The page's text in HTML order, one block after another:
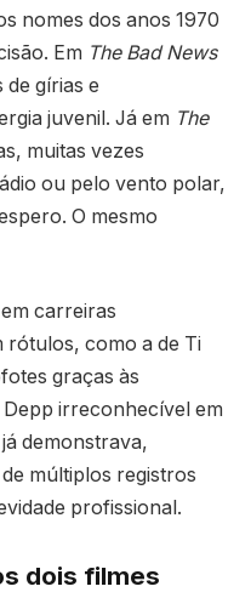
nomes dos anos 1970
Em The Bad News
de gírias e
juvenil. Já em The
muitas vezes
ou pelo vento polar,
O mesmo
carreiras
rótulos, como a de Ti
graças às
irreconhecível em
demonstrava,
múltiplos registros
profissional.
dois filmes